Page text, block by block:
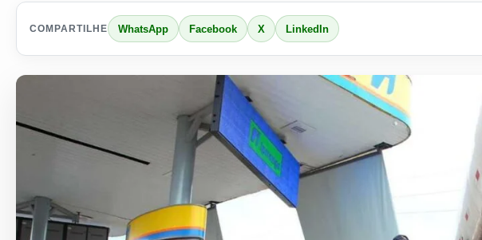
COMPARTILHE WhatsApp Facebook X LinkedIn